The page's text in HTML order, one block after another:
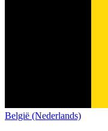
België (Nederlands)